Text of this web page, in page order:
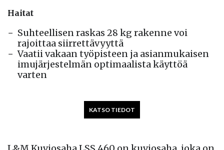
Haitat
Suhteellisen raskas 28 kg rakenne voi
rajoittaa siirrettävyyttä
Vaatii vakaan työpisteen ja asianmukaisen
imujärjestelmän optimaalista käyttöä
varten
KATSO TIEDOT